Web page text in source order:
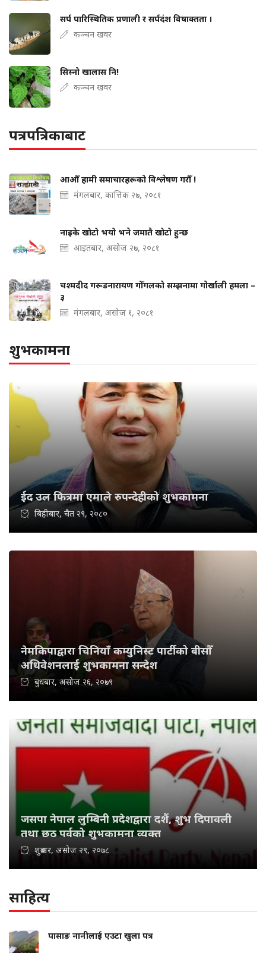
सर्प पारिस्थितिक प्रणाली र सर्पदंश विषाक्तता ।
कञ्चन खवर
सिस्नो खालास नि!
कञ्चन खवर
पत्रपत्रिकाबाट
आऔँ हामी समाचारहरूको विश्लेषण गरौँ !
मंगलबार, कात्तिक २७, २०८१
नाइके खोटो भयो भने जमातै खोटो हुन्छ
आइतबार, असोज २७, २०८१
चश्मदीद गरूडनारायण गोँगलको सम्झनामा गोर्खाली हमला –
३
मंगलबार, असोज १, २०८१
शुभकामना
ईद उल फित्रमा एमाले रुपन्देहीको शुभकामना
बिहीबार, चैत २९, २०८०
नेमकिपाद्वारा चिनियाँ कम्युनिस्ट पार्टीको बीसौँ
अधिवेशनलाई शुभकामना सन्देश
बुधबार, असोज २६, २०७९
जसपा नेपाल लुम्बिनी प्रदेशद्वारा दशैं, शुभ दिपावली
तथा छठ पर्वको शुभकामना व्यक्त
शुक्रबार, असोज २९, २०७८
साहित्य
पासाङ नानीलाई एउटा खुला पत्र